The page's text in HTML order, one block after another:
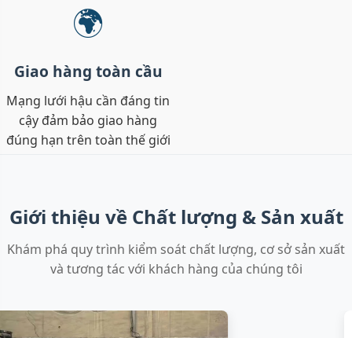
🌍
Giao hàng toàn cầu
Mạng lưới hậu cần đáng tin
cậy đảm bảo giao hàng
đúng hạn trên toàn thế giới
Giới thiệu về Chất lượng & Sản xuất
Khám phá quy trình kiểm soát chất lượng, cơ sở sản xuất
và tương tác với khách hàng của chúng tôi